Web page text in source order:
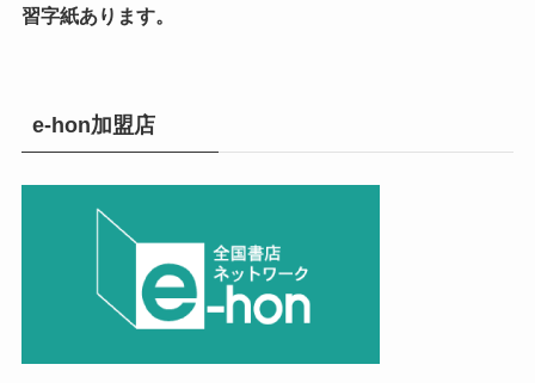
習字紙あります。
e-hon加盟店